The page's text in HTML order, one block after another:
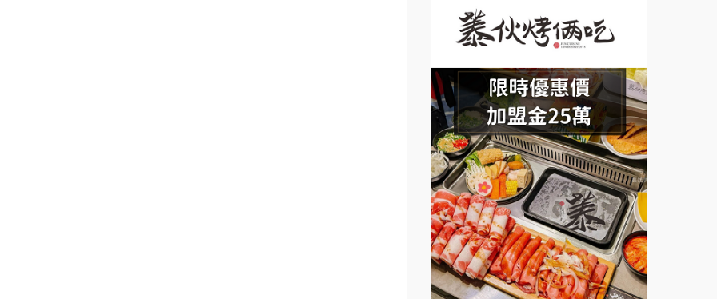
【曉妍美妝】誠徵行政櫃檯
自助洗衣店誠徵代洗收送人員
(台中市)
MUSHEN徵SPA美容芳療師
日十。早午食加盟說明會
拾鑶火鍋加盟說明會
白鬍泡泡 BOHO POPO加盟說
雞咕雞咕加盟說明會
TEA TOP加盟說明會
珍好味臭臭鍋加盟說明會
藍象廷泰式火鍋加盟說明會
日十。早午食加盟說明會
上宇林加盟說明會